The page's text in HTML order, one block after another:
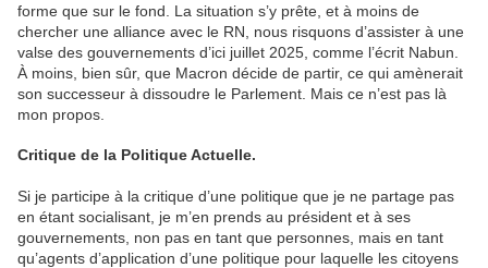
forme que sur le fond. La situation s’y prête, et à moins de
chercher une alliance avec le RN, nous risquons d’assister à une
valse des gouvernements d’ici juillet 2025, comme l’écrit Nabun.
À moins, bien sûr, que Macron décide de partir, ce qui amènerait
son successeur à dissoudre le Parlement. Mais ce n’est pas là
mon propos.
Critique de la Politique Actuelle.
Si je participe à la critique d’une politique que je ne partage pas
en étant socialisant, je m’en prends au président et à ses
gouvernements, non pas en tant que personnes, mais en tant
qu’agents d’application d’une politique pour laquelle les citoyens